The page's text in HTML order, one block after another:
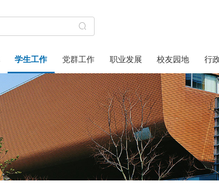
学生工作 党群工作 职业发展 校友园地 行